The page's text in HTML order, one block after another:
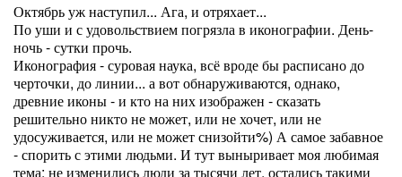
Октябрь уж наступил... Ага, и отряхает...
По уши и с удовольствием погрязла в иконографии. День-
ночь - сутки прочь.
Иконография - суровая наука, всё вроде бы расписано до
черточки, до линии... а вот обнаруживаются, однако,
древние иконы - и кто на них изображен - сказать
решительно никто не может, или не хочет, или не
удосуживается, или не может снизойти%) А самое забавное
- спорить с этими людьми. И тут выныривает моя любимая
тема: не изменились люди за тысячи лет, остались такими